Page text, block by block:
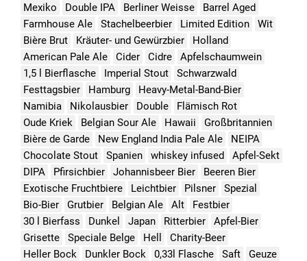
Mexiko
Double IPA Berliner Weisse
Barrel Aged
Farmhouse Ale
Stachelbeerbier Limited Edition
Wit
Bière Brut
Kräuter- und Gewürzbier
Holland
American Pale Ale
Cider Cidre
Apfelschaumwein
1,5 l Bierflasche
Imperial Stout
Schwarzwald
Festtagsbier
Hamburg
Heavy-Metal-Band-Bier
Namibia
Nikolausbier Double
Flämisch Rot
Oude Kriek
Belgian Sour Ale Hawaii
Großbritannien
Bière de Garde
New England India Pale Ale
NEIPA
Chocolate Stout
Spanien whiskey infused
Apfel-Sekt
DIPA
Pfirsichbier Johannisbeer Bier
Beeren Bier
Exotische Fruchtbiere
Leichtbier Pilsner
Spezial
Bio-Bier
Grutbier Belgian Ale Alt
Festbier
30 l Bierfass
Dunkel Japan Ritterbier
Apfel-Bier
Grisette
Speciale Belge Hell
Charity-Beer
Heller Bock
Dunkler Bock 0,33l Flasche Saft
Geuze